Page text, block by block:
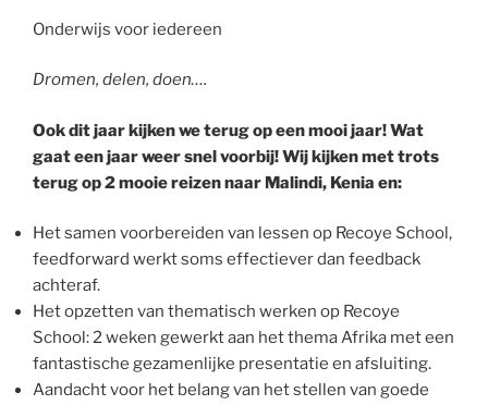
Onderwijs voor iedereen
Dromen, delen, doen….
Ook dit jaar kijken we terug op een mooi jaar! Wat
gaat een jaar weer snel voorbij!Wij kijken met trots
terug op 2 mooie reizen naar Malindi, Kenia en:
Het samen voorbereiden van lessen op Recoye School,
feedforward werkt soms effectiever dan feedback
achteraf.
Het opzetten van thematisch werken op Recoye
School: 2 weken gewerkt aan het thema Afrika met een
fantastische gezamenlijke presentatie en afsluiting.
Aandacht voor het belang van het stellen van goede